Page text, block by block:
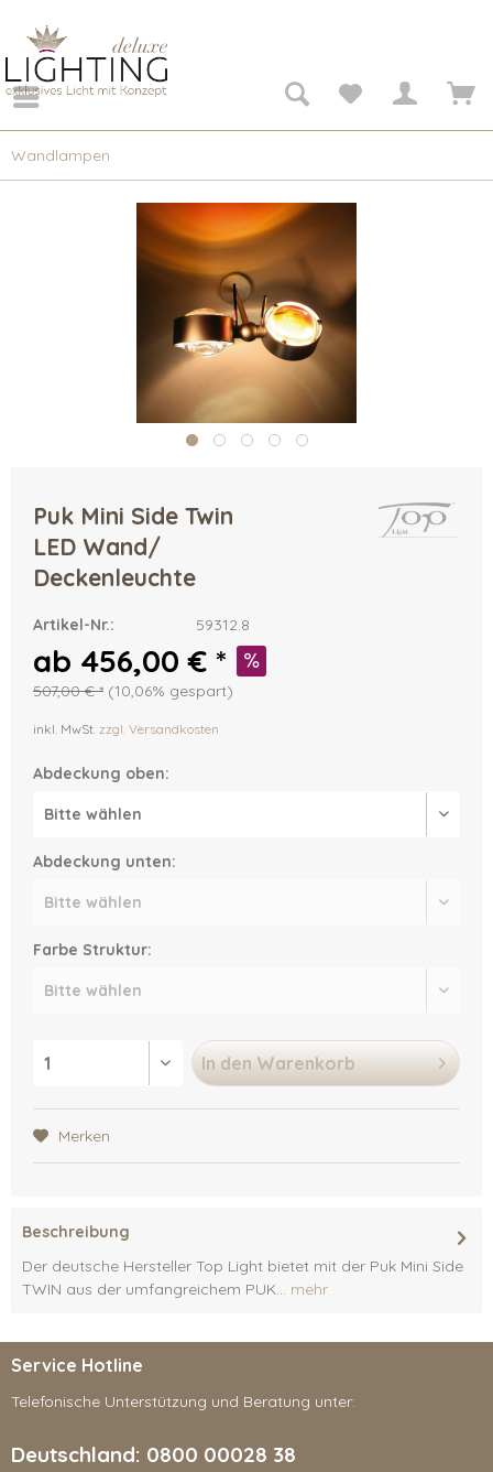
Wandlampen
Puk Mini Side Twin
LED Wand/
Deckenleuchte
Artikel-Nr.: 59312.8
ab 456,00 € *
507,00 € * (10,06% gespart)
inkl. MwSt. zzgl. Versandkosten
Abdeckung oben:
Abdeckung unten:
Farbe Struktur:
In den Warenkorb
Merken
Beschreibung
Der deutsche Hersteller Top Light bietet mit der Puk Mini Side
TWIN aus der umfangreichem PUK... mehr
Service Hotline
Telefonische Unterstützung und Beratung unter:
Deutschland: 0800 00028 38